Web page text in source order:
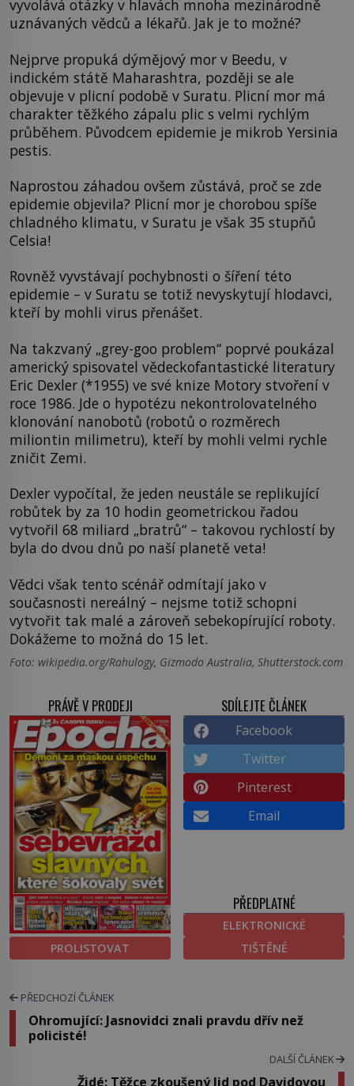
vyvolává otázky v hlavách mnoha mezinárodně
uznávaných vědců a lékařů. Jak je to možné?
Nejprve propuká dýmějový mor v Beedu, v
indickém státě Maharashtra, později se ale
objevuje v plicní podobě v Suratu. Plicní mor má
charakter těžkého zápalu plic s velmi rychlým
průběhem. Původcem epidemie je mikrob Yersinia
pestis.
Naprostou záhadou ovšem zůstává, proč se zde
epidemie objevila? Plicní mor je chorobou spíše
chladného klimatu, v Suratu je však 35 stupňů
Celsia!
Rovněž vyvstávají pochybnosti o šíření této
epidemie – v Suratu se totiž nevyskytují hlodavci,
kteří by mohli virus přenášet.
Na takzvaný „grey-goo problem“ poprvé poukázal
americký spisovatel vědeckofantastické literatury
Eric Dexler (*1955) ve své knize Motory stvoření v
roce 1986. Jde o hypotézu nekontrolovatelného
klonování nanobotů (robotů o rozměrech
miliontin milimetru), kteří by mohli velmi rychle
zničit Zemi.
Dexler vypočítal, že jeden neustále se replikující
robůtek by za 10 hodin geometrickou řadou
vytvořil 68 miliard „bratrů“ – takovou rychlostí by
byla do dvou dnů po naší planetě veta!
Vědci však tento scénář odmítají jako v
současnosti nereálný – nejsme totiž schopni
vytvořit tak malé a zároveň sebekopírující roboty.
Dokážeme to možná do 15 let.
Foto: wikipedia.org/Rahulogy, Gizmodo Australia, Shutterstock.com
PRÁVĚ V PRODEJI
PROLISTOVAT
SDÍLEJTE ČLÁNEK
Facebook
Twitter
Pinterest
Email
PŘEDPLATNÉ
ELEKTRONICKÉ
TIŠTĚNÉ
PŘEDCHOZÍ ČLÁNEK
Ohromující: Jasnovidci znali pravdu dřív než
policisté!
DALŠÍ ČLÁNEK
Židé: Těžce zkoušený lid pod Davidovou